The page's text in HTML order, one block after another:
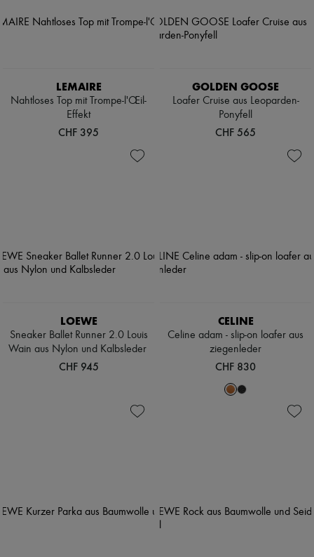
LEMAIRE
Nahtloses Top mit Trompe-l'Œil-
Effekt
CHF 395
GOLDEN GOOSE
Loafer Cruise aus Leoparden-
Ponyfell
CHF 565
LOEWE
Sneaker Ballet Runner 2.0 Louis
Wain aus Nylon und Kalbsleder
CHF 945
CELINE
Celine adam - slip-on loafer aus
ziegenleder
CHF 830